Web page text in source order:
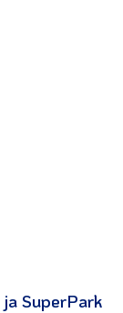
ja SuperPark